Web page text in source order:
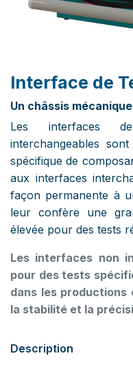
Interface de
Un châssis
Les interfaces
interchangeables
spécifique de
aux interfaces
façon permanente à
leur confère une
élevée pour des tests
Les interfaces non
pour des tests
dans les productions
la stabilité et la
Description